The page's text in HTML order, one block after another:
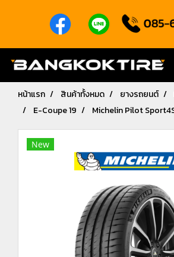
หน้าแรก สินค้าทั้งหมด ยางรถยนต์
E-Coupe 19
Michelin Pilot
New